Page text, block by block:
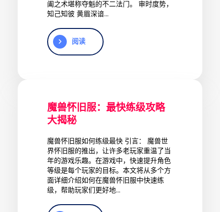
阖之术堪称夺魁的不二法门。 审时度势，
知己知彼 黄眉深谙...
阅读
魔兽怀旧服：最快练级攻略
大揭秘
魔兽怀旧服如何练级最快 引言： 魔兽世
界怀旧服的推出，让许多老玩家重温了当
年的游戏乐趣。在游戏中，快速提升角色
等级是每个玩家的目标。本文将从多个方
面详细介绍如何在魔兽怀旧服中快速练
级，帮助玩家们更好地...